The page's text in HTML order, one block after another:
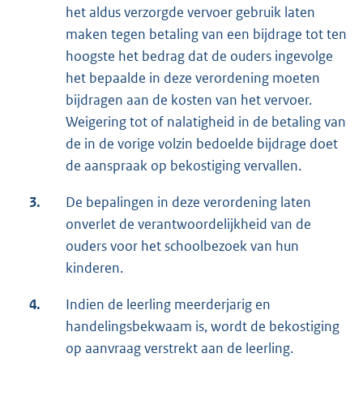
het aldus verzorgde vervoer gebruik laten
maken tegen betaling van een bijdrage tot ten
hoogste het bedrag dat de ouders ingevolge
het bepaalde in deze verordening moeten
bijdragen aan de kosten van het vervoer.
Weigering tot of nalatigheid in de betaling van
de in de vorige volzin bedoelde bijdrage doet
de aanspraak op bekostiging vervallen.
3.
De bepalingen in deze verordening laten
onverlet de verantwoordelijkheid van de
ouders voor het schoolbezoek van hun
kinderen.
4.
Indien de leerling meerderjarig en
handelingsbekwaam is, wordt de bekostiging
op aanvraag verstrekt aan de leerling.